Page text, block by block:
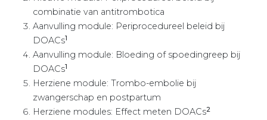
combinatie van antitrombotica
Aanvulling module: Periprocedureel beleid bij
DOACs1
Aanvulling module: Bloeding of spoedingreep bij
DOACs1
Herziene module: Trombo-embolie bij
zwangerschap en postpartum
Herziene modules: Effect meten DOACs2